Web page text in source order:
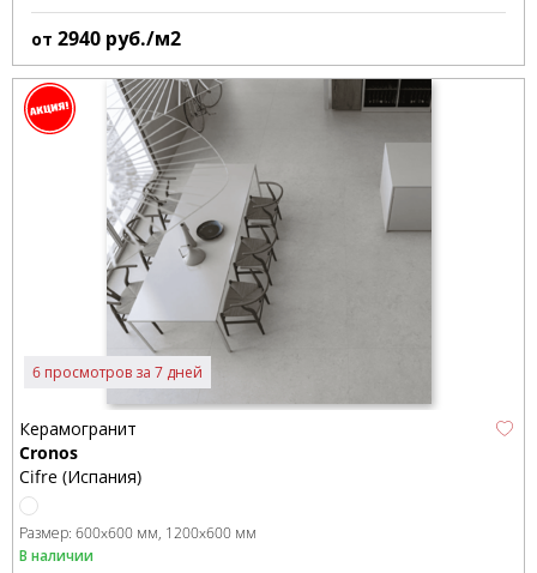
от 2940 руб./м2
6 просмотров за 7 дней
Керамогранит
Cronos
Cifre (Испания)
Размер: 600x600 мм 1200x600 мм
В наличии